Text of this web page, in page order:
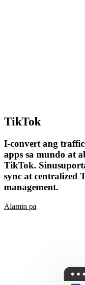
TikTok
I-convert ang
apps sa mundo at
TikTok.
sync at centralized
management.
Alamin pa